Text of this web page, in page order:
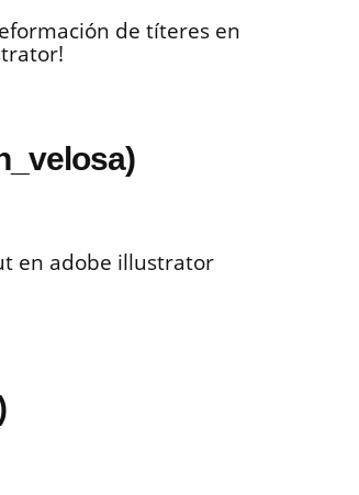
de títeres en
en adobe illustrator